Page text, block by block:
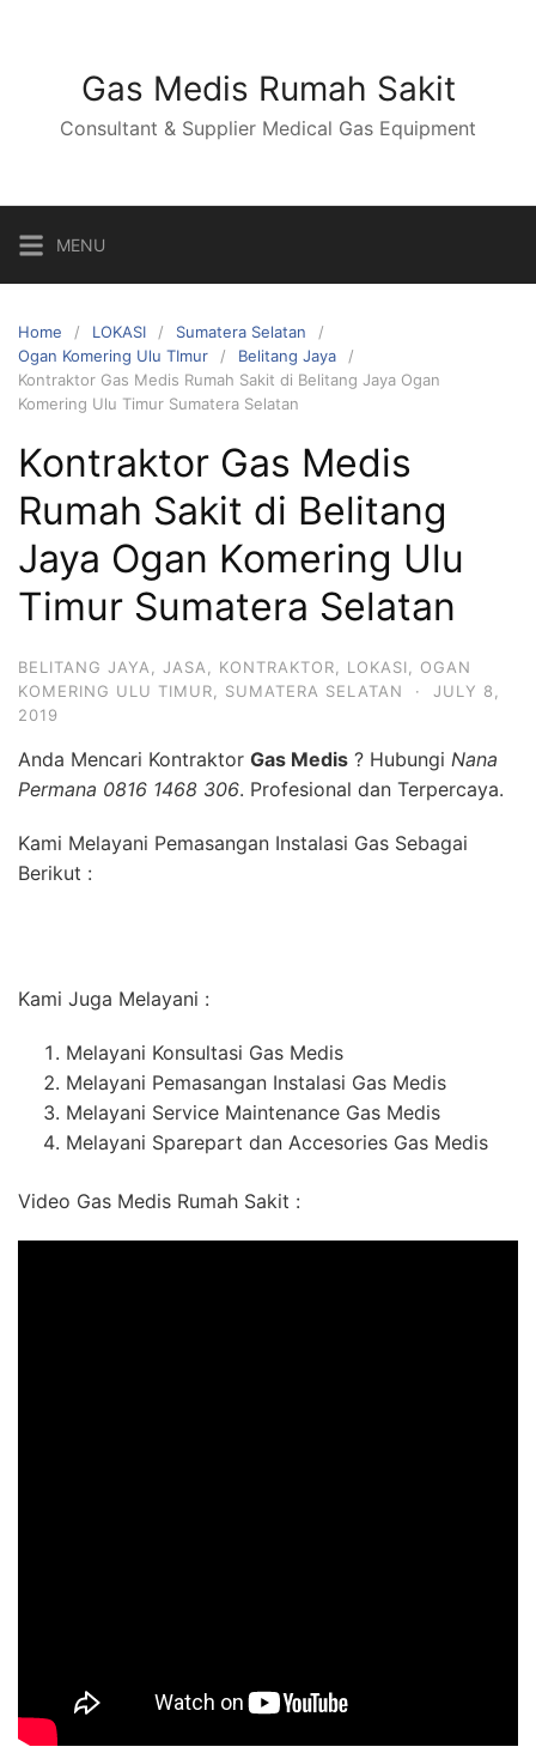
Gas Medis Rumah Sakit
Consultant & Supplier Medical Gas Equipment
MENU
Home LOKASI
Sumatera Selatan
Ogan Komering Ulu TImur
Belitang Jaya
Kontraktor Gas Medis Rumah Sakit di Belitang Jaya Ogan
Komering Ulu Timur Sumatera Selatan
Kontraktor Gas Medis
Rumah Sakit di Belitang
Jaya Ogan Komering Ulu
Timur Sumatera Selatan
BELITANG JAYA JASA KONTRAKTOR LOKASI
OGAN
KOMERING ULU TIMUR
SUMATERA SELATAN ·
JULY 8,
2019
Anda Mencari Kontraktor Gas Medis ? Hubungi Nana
Permana 0816 1468 306. Profesional dan Terpercaya.
Kami Melayani Pemasangan Instalasi Gas Sebagai
Berikut :
Kami Juga Melayani :
Melayani Konsultasi Gas Medis
Melayani Pemasangan Instalasi Gas Medis
Melayani Service Maintenance Gas Medis
Melayani Sparepart dan Accesories Gas Medis
Video Gas Medis Rumah Sakit :